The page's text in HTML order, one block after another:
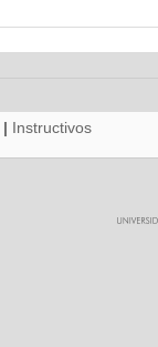
| Instructivos